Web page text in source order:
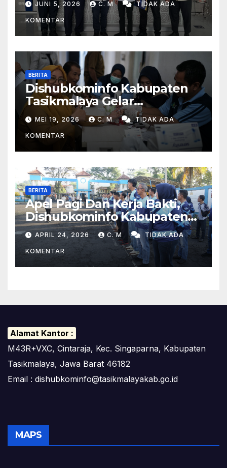
Kereta Api Di Rajapolah
JUNI 5, 2026 C. M TIDAK ADA
KOMENTAR
BERITA
Dishubkominfo Kabupaten
Tasikmalaya Gelar
Pemeriksaan Kesehatan Bagi
Para Pegawai
MEI 19, 2026 C. M TIDAK ADA
KOMENTAR
BERITA
Apel Pagi Dan Kerja Bakti,
Dishubkominfo Kabupaten
Tasikmalaya Ciptakan
Lingkungan Kerja Yang Sehat
APRIL 24, 2026 C. M TIDAK ADA
KOMENTAR
Alamat Kantor :
M43R+VXC, Cintaraja, Kec. Singaparna, Kabupaten
Tasikmalaya, Jawa Barat 46182
Email : dishubkominfo@tasikmalayakab.go.id
MAPS